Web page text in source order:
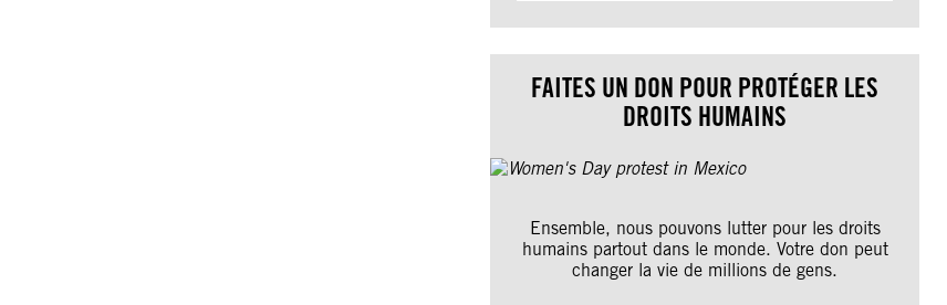
FAITES UN DON POUR PROTÉGER LES
DROITS HUMAINS
Ensemble, nous pouvons lutter pour les droits
humains partout dans le monde. Votre don peut
changer la vie de millions de gens.